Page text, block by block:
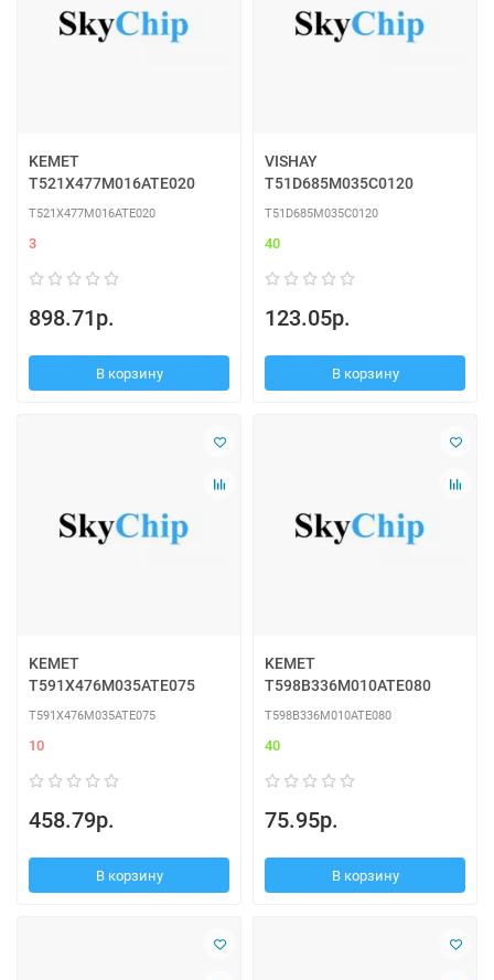
KEMET
T521X477M016ATE020
T521X477M016ATE020
3
898.71р.
В корзину
VISHAY
T51D685M035C0120
T51D685M035C0120
40
123.05р.
В корзину
KEMET
T591X476M035ATE075
T591X476M035ATE075
10
458.79р.
В корзину
KEMET
T598B336M010ATE080
T598B336M010ATE080
40
75.95р.
В корзину